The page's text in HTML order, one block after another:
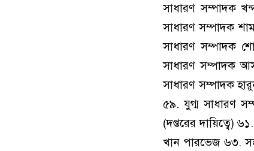
সাধারণ সম্পাদক
সাধারণ সম্পাদক
সাধারণ সম্পাদক
সাধারণ সম্পাদক
সাধারণ সম্পাদক
৫৯. যুগ্ম সাধারণ
(দপ্তরের দায়িত্বে)
খান পারভেজ ৬৩.